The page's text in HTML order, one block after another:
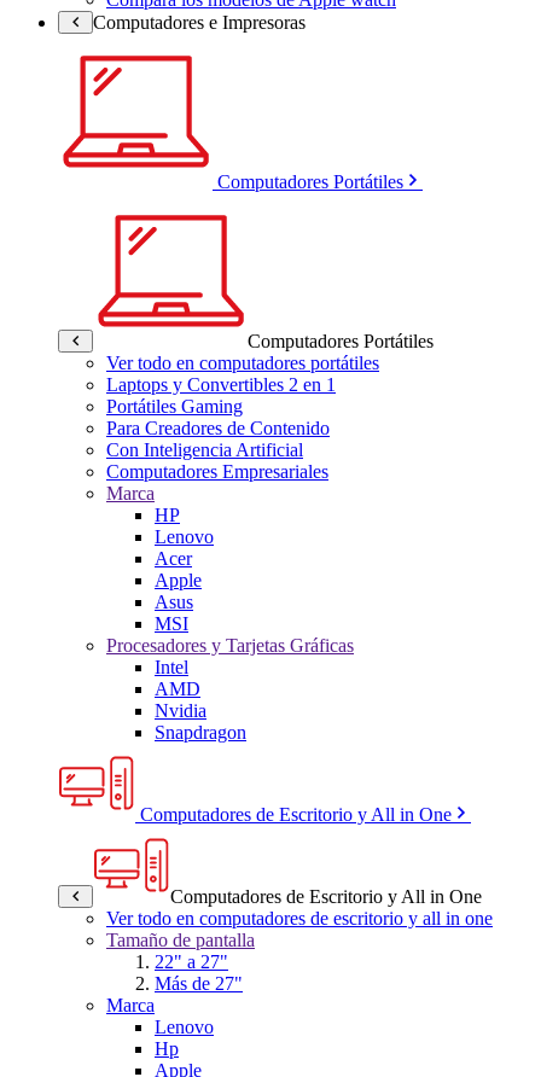
Computadores e Impresoras
Computadores Portátiles
Computadores Portátiles
Ver todo en computadores portátiles
Laptops y Convertibles 2 en 1
Portátiles Gaming
Para Creadores de Contenido
Con Inteligencia Artificial
Computadores Empresariales
Marca
HP
Lenovo
Acer
Apple
Asus
MSI
Procesadores y Tarjetas Gráficas
Intel
AMD
Nvidia
Snapdragon
Computadores de Escritorio y All in One
Computadores de Escritorio y All in One
Ver todo en computadores de escritorio y all in one
Tamaño de pantalla
22" a 27"
Más de 27"
Marca
Lenovo
Hp
Apple